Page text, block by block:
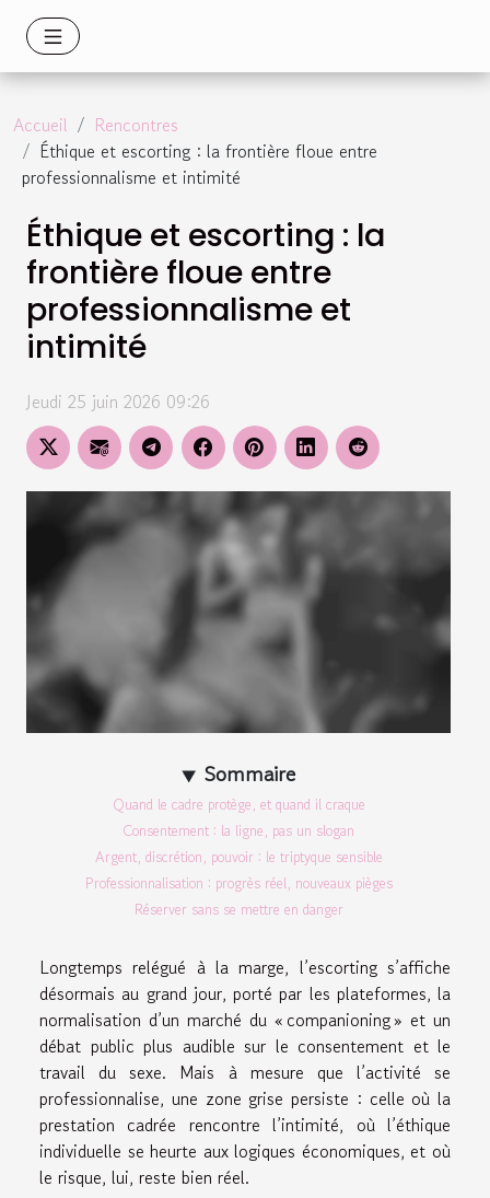
Accueil
Rencontres
Éthique et escorting : la frontière floue entre
professionnalisme et intimité
Éthique et escorting : la
frontière floue entre
professionnalisme et
intimité
Jeudi 25 juin 2026 09:26
Sommaire
Quand le cadre protège, et quand il craque
Consentement : la ligne, pas un slogan
Argent, discrétion, pouvoir : le triptyque sensible
Professionnalisation : progrès réel, nouveaux pièges
Réserver sans se mettre en danger
Longtemps relégué à la marge, l’escorting s’affiche
désormais au grand jour, porté par les plateformes, la
normalisation d’un marché du « companioning » et un
débat public plus audible sur le consentement et le
travail du sexe. Mais à mesure que l’activité se
professionnalise, une zone grise persiste : celle où la
prestation cadrée rencontre l’intimité, où l’éthique
individuelle se heurte aux logiques économiques, et où
le risque, lui, reste bien réel.